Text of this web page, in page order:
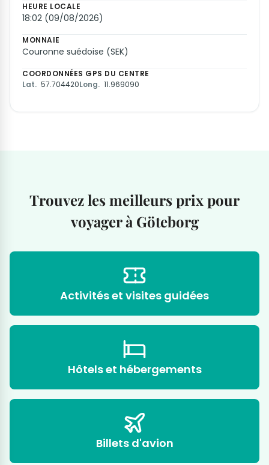
HEURE LOCALE
18:02 (09/08/2026)
MONNAIE
Couronne suédoise (SEK)
COORDONNÉES GPS DU CENTRE
Lat. 57.704420Long. 11.969090
Trouvez les meilleurs prix pour
voyager à Göteborg
Activités et visites guidées
Hôtels et hébergements
Billets d'avion